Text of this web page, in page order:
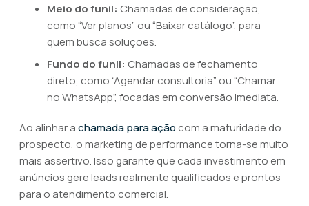
Meio do funil: Chamadas de consideração,
como “Ver planos” ou “Baixar catálogo”, para
quem busca soluções.
Fundo do funil: Chamadas de fechamento
direto, como “Agendar consultoria” ou “Chamar
no WhatsApp”, focadas em conversão imediata.
Ao alinhar achamada para ação com a maturidade do
prospecto, o marketing de performance torna-se muito
mais assertivo. Isso garante que cada investimento em
anúncios gere leads realmente qualificados e prontos
para o atendimento comercial.